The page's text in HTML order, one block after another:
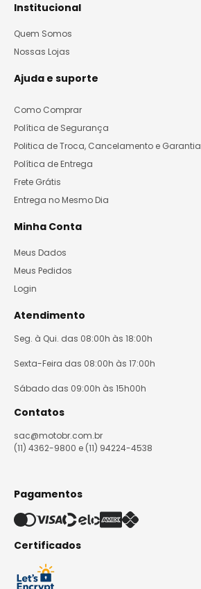
Institucional
Quem Somos
Nossas Lojas
Ajuda e suporte
Como Comprar
Política de Segurança
Politica de Troca, Cancelamento e Garantia
Política de Entrega
Frete Grátis
Entrega no Mesmo Dia
Minha Conta
Meus Dados
Meus Pedidos
Login
Atendimento
Seg. à Qui. das 08:00h às 18:00h
Sexta-Feira das 08:00h às 17:00h
Sábado das 09:00h às 15h00h
Contatos
sac@motobr.com.br
(11) 4362-9800 e (11) 94224-4538
Pagamentos
Certificados